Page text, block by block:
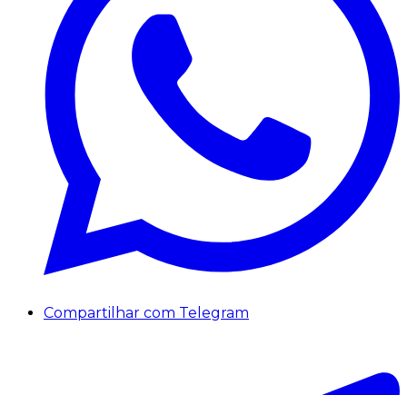
Compartilhar com Telegram